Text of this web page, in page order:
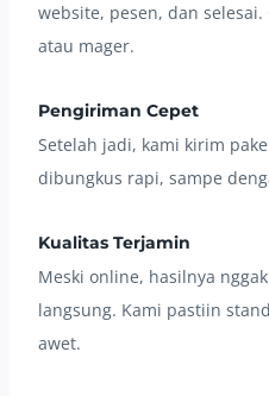
website, pesen, dan
atau mager.
Pengiriman Cepet
Setelah jadi, kami kirim
dibungkus rapi, sampe
Kualitas Terjamin
Meski online, hasilnya
langsung. Kami pastiin
awet.